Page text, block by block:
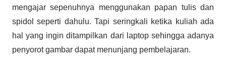
mengajar sepenuhnya menggunakan papan tulis dan
spidol seperti dahulu. Tapi seringkali ketika kuliah ada
hal yang ingin ditampilkan dari laptop sehingga adanya
penyorot gambar dapat menunjang pembelajaran.